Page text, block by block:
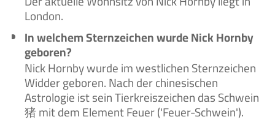
London.
In welchem Sternzeichen wurde Nick Hornby
geboren?
Nick Hornby wurde im westlichen Sternzeichen
Widder geboren. Nach der chinesischen
Astrologie ist sein Tierkreiszeichen das Schwein
猪 mit dem Element Feuer ('Feuer-Schwein').